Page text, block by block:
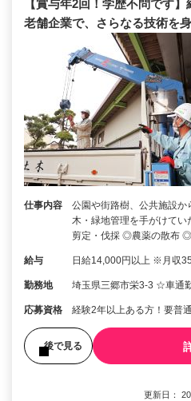
【賞与年2回！学歴不問です
老舗企業で、さらなる技術を
仕事内容
公園や街路樹、公共施設
木・緑地管理を手がけて
剪定・伐採 ◎農薬の散布
給与 日給14,000円以上 ※月収
勤務地 埼玉県三郷市栄3-3 ☆車通
応募資格 経験2年以上ある方！要普
後で見る
更新日：